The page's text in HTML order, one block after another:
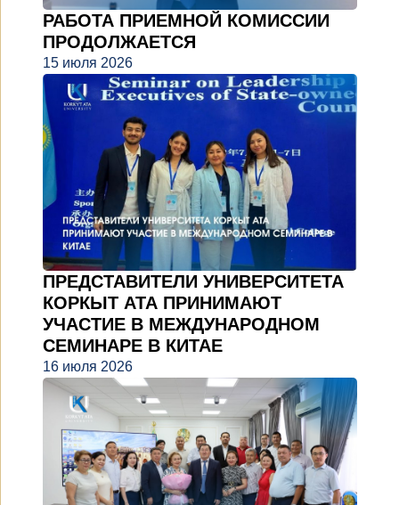
РАБОТА ПРИЕМНОЙ КОМИССИИ
ПРОДОЛЖАЕТСЯ
15 июля 2026
ПРЕДСТАВИТЕЛИ УНИВЕРСИТЕТА
КОРКЫТ АТА ПРИНИМАЮТ
УЧАСТИЕ В МЕЖДУНАРОДНОМ
СЕМИНАРЕ В КИТАЕ
16 июля 2026